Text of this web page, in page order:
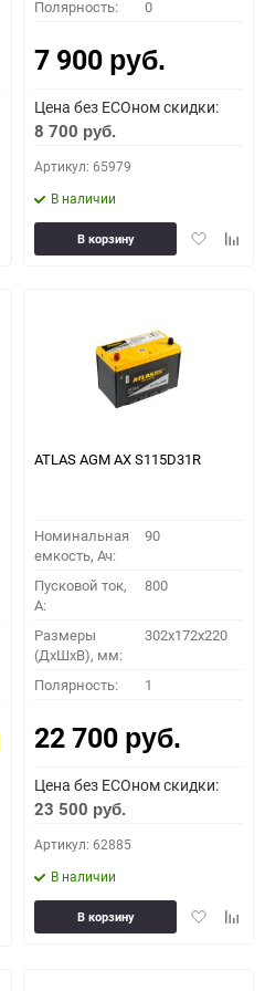
Полярность: 0
7 900 руб.
Цена без ECOном скидки:
8 700 руб.
Артикул: 65979
В наличии
Добавить
В корзину
ATLAS AGM AX S115D31R
Номинальная
емкость, Ач:
90
Пусковой ток,
A:
800
Размеры
(ДхШхВ), мм:
302x172x220
Полярность: 1
22 700 руб.
Цена без ECOном скидки:
23 500 руб.
Артикул: 62885
В наличии
Добавить
В корзину